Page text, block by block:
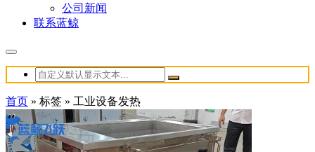
公司新闻
联系蓝鲸
首页 » 标签 » 工业设备发热